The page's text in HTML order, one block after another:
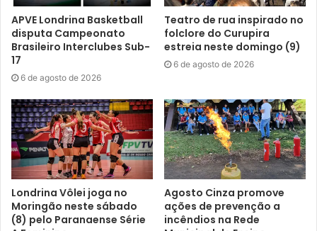
Palmerah acrescentou que o Café Literário, criado em
2025, vem sendo desenvolvido na Biblioteca Preta, local
acessível para diferentes expressões culturais. “O projeto
ocorre a cada dois meses na vila cultural, reunindo
escritores e artistas de variadas vertentes da nossa terra.
E a Biblioteca Preta é um espaço cuja função é promover
debates e atividades envolvendo o letramento racial,
potencializando a luta antirracista por meio da literatura,
das artes, dando ênfase a autores e artistas negros”,
salientou.
APVE Londrina Basketball
disputa Campeonato
Brasileiro Interclubes Sub-
17
6 de agosto de 2026
Teatro de rua inspirado no
folclore do Curupira
estreia neste domingo (9)
6 de agosto de 2026
Londrina Vôlei joga no
Moringão neste sábado
(8) pelo Paranaense Série
Agosto Cinza promove
ações de prevenção a
incêndios na Rede